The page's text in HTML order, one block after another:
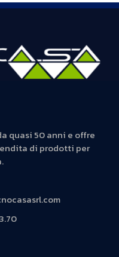
quasi 50 anni e offre
di prodotti per